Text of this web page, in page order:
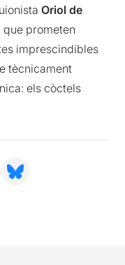
Oriol de
que prometen
imprescindibles
tècnicament
els còctels